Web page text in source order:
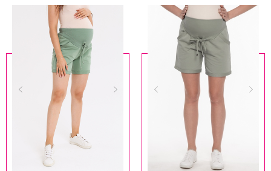
ЗЕЛЕНЫЙ-МЯТА-ТОФУ